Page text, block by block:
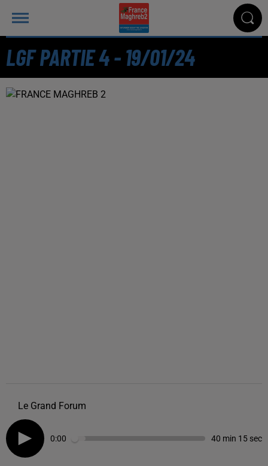
LGF PARTIE 4 - 19/01/24
Le Grand Forum
0:00 40 min 15 sec